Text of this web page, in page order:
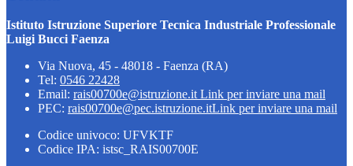
Istituto Istruzione Superiore Tecnica Industriale Professionale
Luigi Bucci Faenza
Via Nuova, 45 - 48018 - Faenza (RA)
Tel: 0546 22428
Email: rais00700e@istruzione.it Link per inviare una mail
PEC: rais00700e@pec.istruzione.itLink per inviare una mail
Codice univoco: UFVKTF
Codice IPA: istsc_RAIS00700E